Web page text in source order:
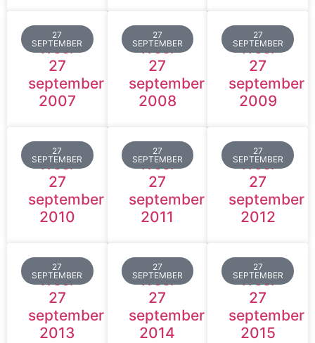
27
SEPTEMBER
Weer
27
september
2007
27
SEPTEMBER
Weer
27
september
2008
27
SEPTEMBER
Weer
27
september
2009
27
SEPTEMBER
Weer
27
september
2010
27
SEPTEMBER
Weer
27
september
2011
27
SEPTEMBER
Weer
27
september
2012
27
SEPTEMBER
Weer
27
september
2013
27
SEPTEMBER
Weer
27
september
2014
27
SEPTEMBER
Weer
27
september
2015